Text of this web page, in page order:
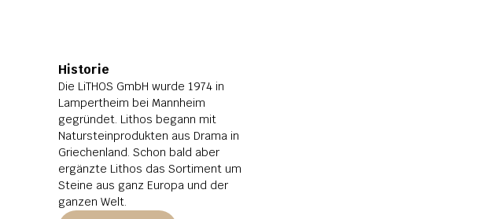
Historie
Die LiTHOS GmbH wurde 1974 in
Lampertheim bei Mannheim
gegründet. Lithos begann mit
Natursteinprodukten aus Drama in
Griechenland. Schon bald aber
ergänzte Lithos das Sortiment um
Steine aus ganz Europa und der
ganzen Welt.